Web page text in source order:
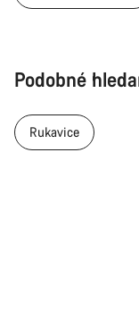
Podobné
Rukavice